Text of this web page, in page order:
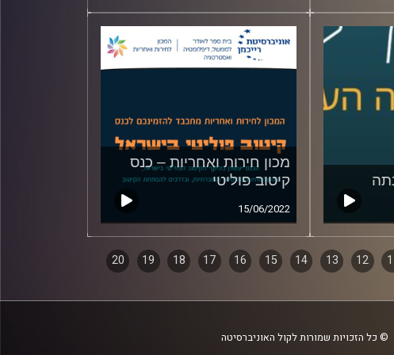
מכון חירות ואחריות – כנס
קיטוב פוליטי
15/06/2022
12
13
14
15
16
17
18
19
20
© כל הזכויות שמורות לקול האוניברסיטה